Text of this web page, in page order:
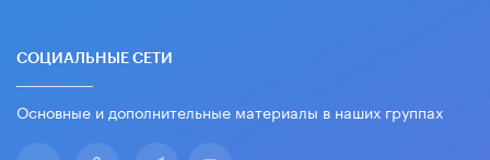
СОЦИАЛЬНЫЕ СЕТИ
Основные и дополнительные материалы в наших группах